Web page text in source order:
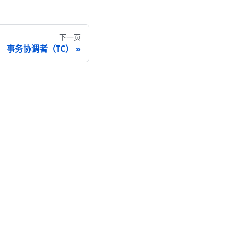
下一页
事务协调者（TC）